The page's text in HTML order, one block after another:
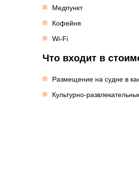
Медпункт
Кофейня
Wi-Fi
Что входит в
Размещение на судне в
Культурно-